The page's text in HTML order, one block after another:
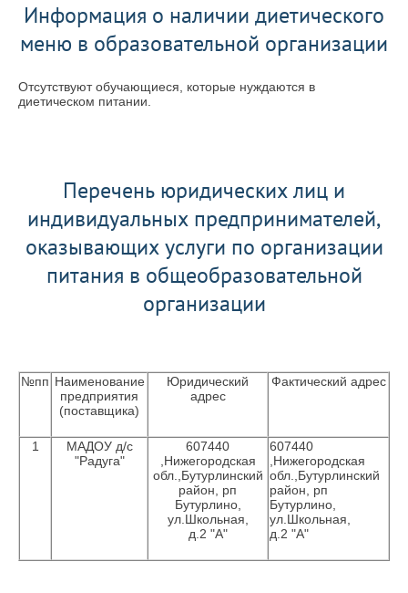
Информация о наличии диетического
меню в образовательной организации
Отсутствуют обучающиеся, которые нуждаются в
диетическом питании.
Перечень юридических лиц и
индивидуальных предпринимателей,
оказывающих услуги по организации
питания в общеобразовательной
организации
№пп Наименование
предприятия
(поставщика)
Юридический
адрес
Фактический адрес
1
МАДОУ д/с
"Радуга"
607440
,Нижегородская
обл.,Бутурлинский
район, рп
Бутурлино,
ул.Школьная,
д.2 "А"
607440
,Нижегородская
обл.,Бутурлинский
район, рп
Бутурлино,
ул.Школьная,
д.2 "А"